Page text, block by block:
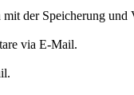
der Speicherung
via E-Mail.